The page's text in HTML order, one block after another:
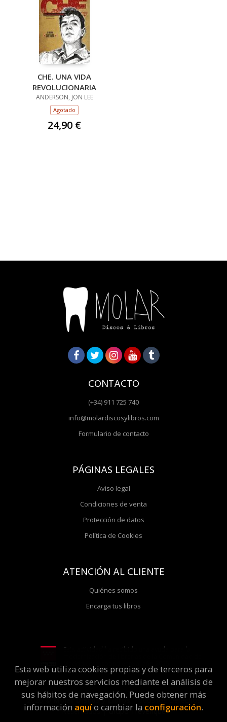
CHE. UNA VIDA
REVOLUCIONARIA
ANDERSON, JON LEE
Agotado
24,90 €
CONTACTO
(+34) 911 725 740
info@molardiscosylibros.com
Formulario de contacto
PÁGINAS LEGALES
Aviso legal
Condiciones de venta
Protección de datos
Política de Cookies
ATENCIÓN AL CLIENTE
Quiénes somos
Encarga tus libros
Esta actividad ha recibido una ayuda para la
2026 ©Molar Discos y Libros. Todos los Derechos
Reservados |Grupo Trevenque
Esta web utiliza cookies propias y de terceros para
mejorar nuestros servicios mediante el análisis de
sus hábitos de navegación. Puede obtener más
información aquío cambiar la configuración.